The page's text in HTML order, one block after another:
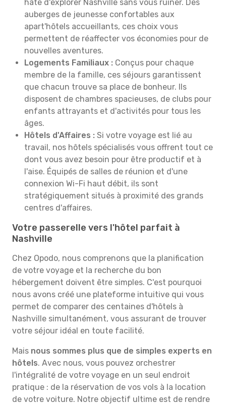
hâte d'explorer Nashville sans vous ruiner. Des
auberges de jeunesse confortables aux
apart'hôtels accueillants, ces choix vous
permettent de réaffecter vos économies pour de
nouvelles aventures.
Logements Familiaux : Conçus pour chaque
membre de la famille, ces séjours garantissent
que chacun trouve sa place de bonheur. Ils
disposent de chambres spacieuses, de clubs pour
enfants attrayants et d'activités pour tous les
âges.
Hôtels d'Affaires : Si votre voyage est lié au
travail, nos hôtels spécialisés vous offrent tout ce
dont vous avez besoin pour être productif et à
l'aise. Équipés de salles de réunion et d'une
connexion Wi-Fi haut débit, ils sont
stratégiquement situés à proximité des grands
centres d'affaires.
Votre passerelle vers l'hôtel parfait à
Nashville
Chez Opodo, nous comprenons que la planification
de votre voyage et la recherche du bon
hébergement doivent être simples. C'est pourquoi
nous avons créé une plateforme intuitive qui vous
permet de comparer des centaines d'hôtels à
Nashville simultanément, vous assurant de trouver
votre séjour idéal en toute facilité.
Mais nous sommes plus que de simples experts en
hôtels. Avec nous, vous pouvez orchestrer
l'intégralité de votre voyage en un seul endroit
pratique : de la réservation de vos vols à la location
de votre voiture. Notre objectif ultime est de rendre